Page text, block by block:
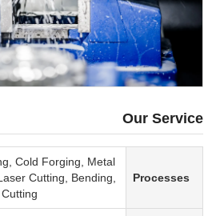
Our Service
Processes
Cold Forging, Metal
Cutting, Bending,